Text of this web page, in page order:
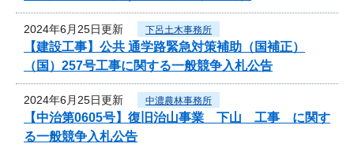
2024年6月25日更新 下呂土木事務所
【建設工事】公共 通学路緊急対策補助（国補正）
（国）257号工事に関する一般競争入札公告
2024年6月25日更新 中濃農林事務所
【中治第0605号】復旧治山事業 下山 工事 に関す
る一般競争入札公告